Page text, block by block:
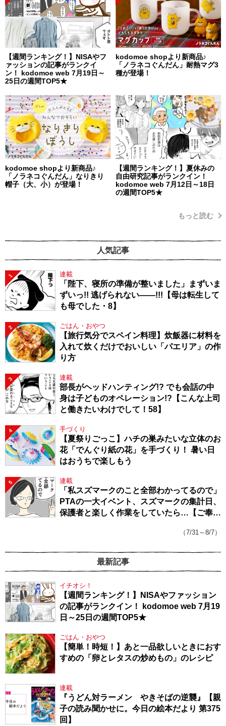
【週間ランキング！】NISAやフ
ァッションの記事がランクイ
ン！ kodomoe web 7月19日～
25日の週間TOP5★
kodomoe shopより新商品♪
「ノラネコぐんだん」耐熱マグ3
種が登場！
kodomoe shopより新商品♪
「ノラネコぐんだん」なりきり
帽子（大、小）が登場！
【週間ランキング！】夏休みの
自由研究記事がランクイン！
kodomoe web 7月12日～18日
の週間TOP5★
もっと読む
人気記事
1 連載
「陛下、寝所の準備が整いました」まずいま
ずいっ!! 逃げられない――!!!【母は転生して
も母でした・8】
2 ごはん・おやつ
【旅行気分でスペイン料理】炊飯器に材料を
入れて炊くだけでおいしい「パエリア」の作
り方
3 連載
部長がヘッドハンティング!? でも会話の中
身は子どものオペレーション!?【こんな上司
と働きたいわけでして！58】
4 手づくり
【夏祭りごっこ】ハチの巣みたいな立体のお
花「でんぐり紙の花」を手づくり！ 暑い日
はおうちで楽しもう
5 連載
「私スズマークのこと全部わかってるので」
PTAの一大イベント、スズマークの集計日、
保護者と楽しく作業をしていたら…【ご奉仕
（7/31～8/7）
最新記事
イチオシ！
【週間ランキング！】NISAやファッション
の記事がランクイン！ kodomoe web 7月19
日～25日の週間TOP5★
ごはん・おやつ
【簡単！時短！】あと一品欲しいときにおす
すめの「卵とレタスの炒めもの」のレシピ
連載
『うどん対ラーメン やきそばの逆襲』【親
子の読み聞かせに。今日の絵本だより 第375
回】